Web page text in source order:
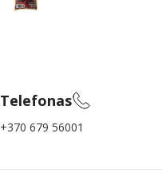
Telefonas
+370 679 56001